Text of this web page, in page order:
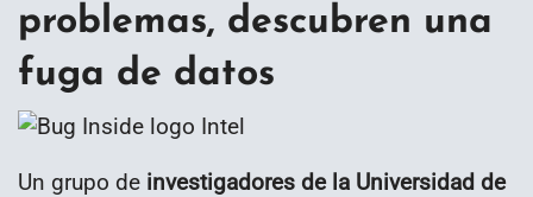
problemas, descubren una
fuga de datos
Un grupo de investigadores de la Universidad de